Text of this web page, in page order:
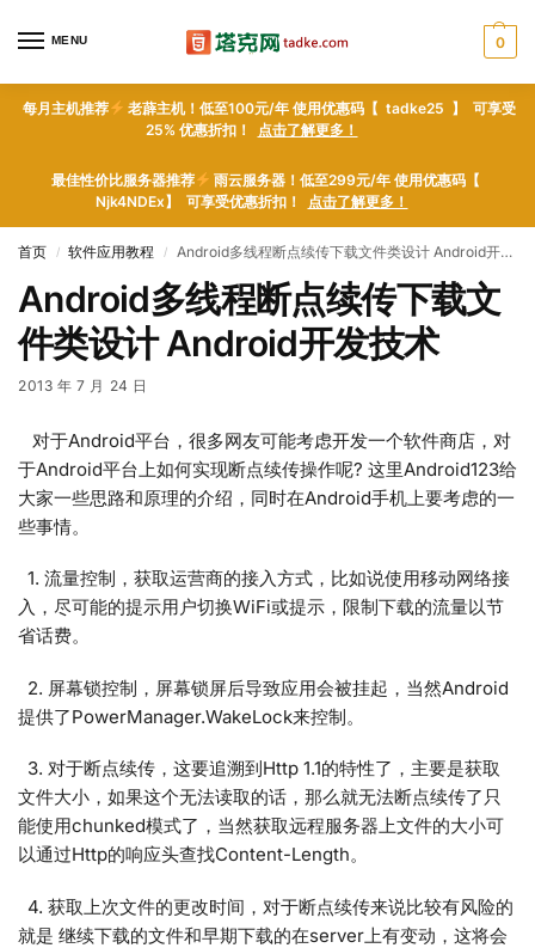
MENU 0
每月主机推荐
老薜主机！低至100元/年 使用优惠码【 tadke25 】 可享受
25% 优惠折扣！ 点击了解更多！
最佳性价比服务器推荐
雨云服务器！低至299元/年 使用优惠码【
Njk4NDEx】 可享受优惠折扣！ 点击了解更多！
首页 / 软件应用教程 / Android多线程断点续传下载文件类设计 Android开发技术
Android多线程断点续传下载文
件类设计 Android开发技术
2013 年 7 月 24 日
对于Android平台，很多网友可能考虑开发一个软件商店，对
于Android平台上如何实现断点续传操作呢? 这里Android123给
大家一些思路和原理的介绍，同时在Android手机上要考虑的一
些事情。
1. 流量控制，获取运营商的接入方式，比如说使用移动网络接
入，尽可能的提示用户切换WiFi或提示，限制下载的流量以节
省话费。
2. 屏幕锁控制，屏幕锁屏后导致应用会被挂起，当然Android
提供了PowerManager.WakeLock来控制。
3. 对于断点续传，这要追溯到Http 1.1的特性了，主要是获取
文件大小，如果这个无法读取的话，那么就无法断点续传了只
能使用chunked模式了，当然获取远程服务器上文件的大小可
以通过Http的响应头查找Content-Length。
4. 获取上次文件的更改时间，对于断点续传来说比较有风险的
就是 继续下载的文件和早期下载的在server上有变动，这将会